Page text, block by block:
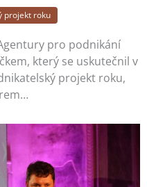
projekt roku
pro podnikání
který se uskutečnil v
projekt roku,